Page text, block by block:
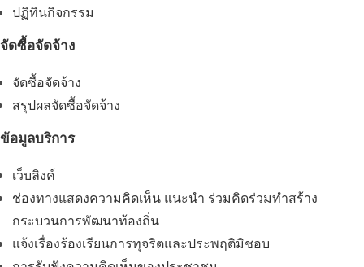
ปฏิทินกิจกรรม
จัดซื้อจัดจ้าง
จัดซื้อจัดจ้าง
สรุปผลจัดซื้อจัดจ้าง
ข้อมูลบริการ
เว็บลิงค์
ช่องทางแสดงความคิดเห็น แนะนำ ร่วมคิดร่วมทำสร้าง
กระบวนการพัฒนาท้องถิ่น
แจ้งเรื่องร้องเรียนการทุจริตและประพฤติมิชอบ